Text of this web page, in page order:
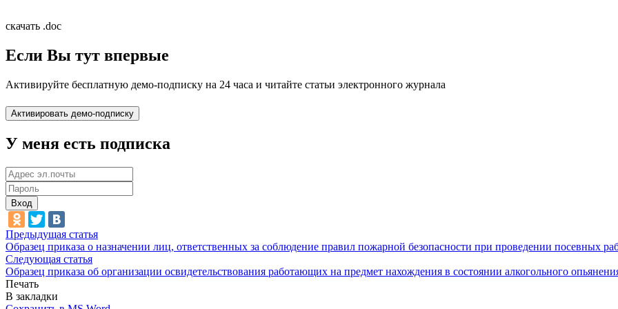
скачать .doc
Если Вы тут впервые
Активируйте бесплатную демо-подписку на 24 часа и читайте статьи электронного журнала
У меня есть подписка
Вход
Предыдущая статья
Образец приказа о назначении лиц, ответственных за соблюдение правил пожарной безопасности при проведении посевных
Следующая статья
Образец приказа об организации освидетельствования работающих на предмет нахождения в состоянии алкогольного
Печать
В закладки